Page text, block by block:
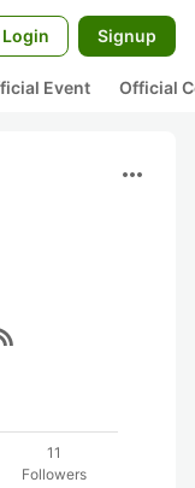
Login Signup
Event Official
more_horiz
11
Followers